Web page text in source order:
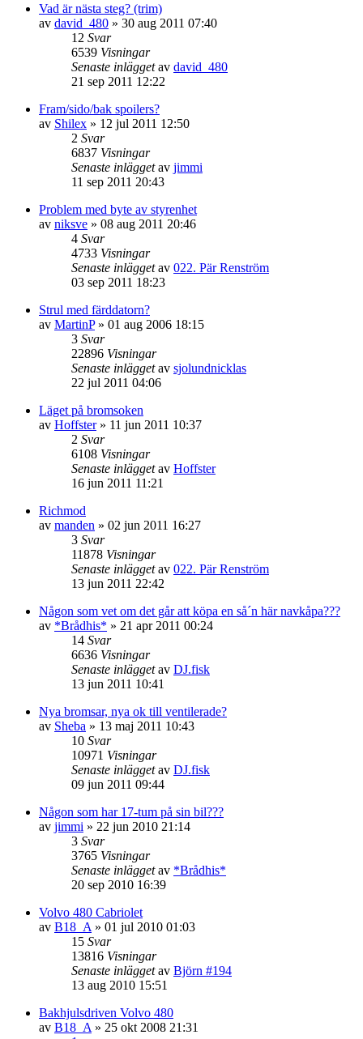
Vad är nästa steg? (trim)
av david_480 » 30 aug 2011 07:40
12 Svar
6539 Visningar
Senaste inläggetav david_480
21 sep 2011 12:22
Fram/sido/bak spoilers?
av Shilex » 12 jul 2011 12:50
2 Svar
6837 Visningar
Senaste inläggetav jimmi
11 sep 2011 20:43
Problem med byte av styrenhet
av niksve » 08 aug 2011 20:46
4 Svar
4733 Visningar
Senaste inläggetav 022. Pär Renström
03 sep 2011 18:23
Strul med färddatorn?
av MartinP» 01 aug 2006 18:15
3 Svar
22896 Visningar
Senaste inläggetav sjolundnicklas
22 jul 2011 04:06
Läget på bromsoken
av Hoffster» 11 jun 2011 10:37
2 Svar
6108 Visningar
Senaste inläggetav Hoffster
16 jun 2011 11:21
Richmod
av manden » 02 jun 2011 16:27
3 Svar
11878 Visningar
Senaste inläggetav 022. Pär Renström
13 jun 2011 22:42
Någon som vet om det går att köpa en så´n här navkåpa???
av *Brådhis* » 21 apr 2011 00:24
14 Svar
6636 Visningar
Senaste inläggetav DJ.fisk
13 jun 2011 10:41
Nya bromsar, nya ok till ventilerade?
av Sheba » 13 maj 2011 10:43
10 Svar
10971 Visningar
Senaste inläggetav DJ.fisk
09 jun 2011 09:44
Någon som har 17-tum på sin bil???
av jimmi » 22 jun 2010 21:14
3 Svar
3765 Visningar
Senaste inläggetav *Brådhis*
20 sep 2010 16:39
Volvo 480 Cabriolet
av B18_A » 01 jul 2010 01:03
15 Svar
13816 Visningar
Senaste inläggetav Björn #194
13 aug 2010 15:51
Bakhjulsdriven Volvo 480
av B18_A » 25 okt 2008 21:31